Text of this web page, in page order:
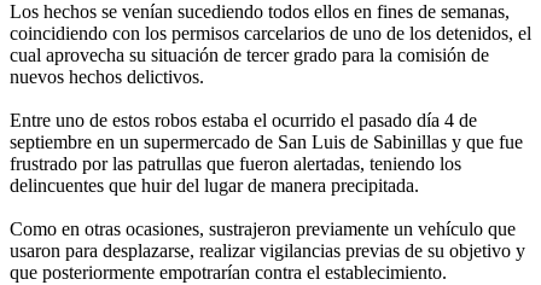
Los hechos se venían sucediendo todos ellos en fines de semanas,
coincidiendo con los permisos carcelarios de uno de los detenidos, el
cual aprovecha su situación de tercer grado para la comisión de
nuevos hechos delictivos.
Entre uno de estos robos estaba el ocurrido el pasado día 4 de
septiembre en un supermercado de San Luis de Sabinillas y que fue
frustrado por las patrullas que fueron alertadas, teniendo los
delincuentes que huir del lugar de manera precipitada.
Como en otras ocasiones, sustrajeron previamente un vehículo que
usaron para desplazarse, realizar vigilancias previas de su objetivo y
que posteriormente empotrarían contra el establecimiento.